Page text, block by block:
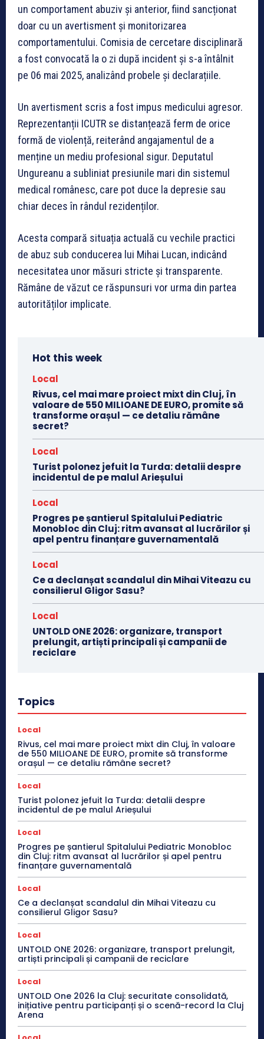
un comportament abuziv și anterior, fiind sancționat
doar cu un avertisment și monitorizarea
comportamentului. Comisia de cercetare disciplinară
a fost convocată la o zi după incident și s-a întâlnit
pe 06 mai 2025, analizând probele și declarațiile.
Un avertisment scris a fost impus medicului agresor.
Reprezentanții ICUTR se distanțează ferm de orice
formă de violență, reiterând angajamentul de a
menține un mediu profesional sigur. Deputatul
Ungureanu a subliniat presiunile mari din sistemul
medical românesc, care pot duce la depresie sau
chiar deces în rândul rezidenților.
Acesta compară situația actuală cu vechile practici
de abuz sub conducerea lui Mihai Lucan, indicând
necesitatea unor măsuri stricte și transparente.
Rămâne de văzut ce răspunsuri vor urma din partea
autorităților implicate.
Hot this week
Local
Rivus, cel mai mare proiect mixt din Cluj, în
valoare de 550 MILIOANE DE EURO, promite să
transforme orașul — ce detaliu rămâne
secret?
Local
Turist polonez jefuit la Turda: detalii despre
incidentul de pe malul Arieșului
Local
Progres pe șantierul Spitalului Pediatric
Monobloc din Cluj: ritm avansat al lucrărilor și
apel pentru finanțare guvernamentală
Local
Ce a declanșat scandalul din Mihai Viteazu cu
consilierul Gligor Sasu?
Local
UNTOLD ONE 2026: organizare, transport
prelungit, artiști principali și campanii de
reciclare
Topics
Local
Rivus, cel mai mare proiect mixt din Cluj, în valoare
de 550 MILIOANE DE EURO, promite să transforme
orașul — ce detaliu rămâne secret?
Local
Turist polonez jefuit la Turda: detalii despre
incidentul de pe malul Arieșului
Local
Progres pe șantierul Spitalului Pediatric Monobloc
din Cluj: ritm avansat al lucrărilor și apel pentru
finanțare guvernamentală
Local
Ce a declanșat scandalul din Mihai Viteazu cu
consilierul Gligor Sasu?
Local
UNTOLD ONE 2026: organizare, transport prelungit,
artiști principali și campanii de reciclare
Local
UNTOLD One 2026 la Cluj: securitate consolidată,
inițiative pentru participanți și o scenă-record la Cluj
Arena